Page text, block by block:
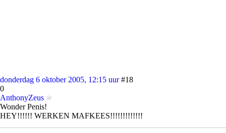
donderdag 6 oktober 2005, 12:15 uur #18
0
AnthonyZeus
Wonder Penis!
HEY!!!!!! WERKEN MAFKEES!!!!!!!!!!!!!